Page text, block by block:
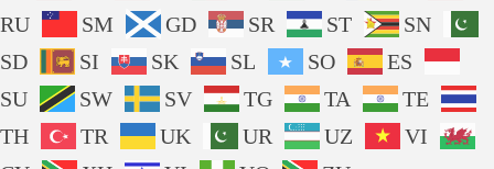
RU
SM GD SR ST
SN
SD
SI SK SL SO
ES
SU
SW SV TG TA
TE
TH
TR UK UR UZ
VI